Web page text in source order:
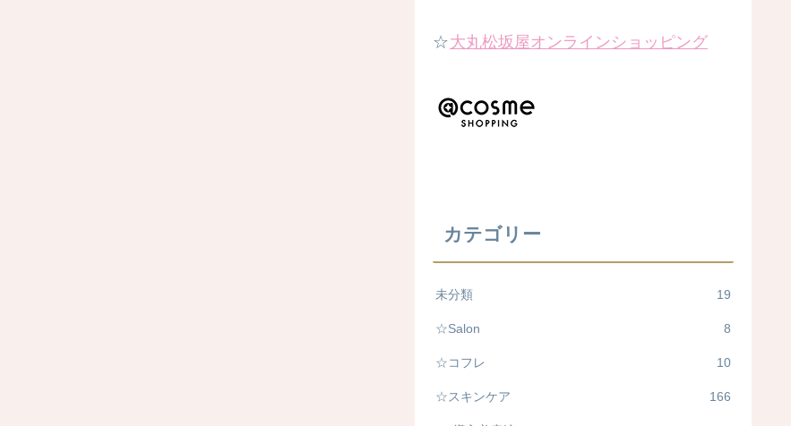
☆大丸松坂屋オンラインショッピング
カテゴリー
未分類 19
☆Salon 8
☆コフレ 10
☆スキンケア 166